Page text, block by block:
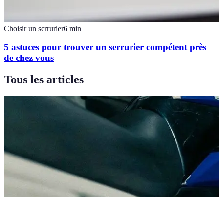
Choisir un serrurier6 min
5 astuces pour trouver un serrurier compétent près
de chez vous
Tous les articles